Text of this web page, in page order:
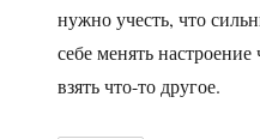
нужно учесть, что
себе менять
взять что-то другое.